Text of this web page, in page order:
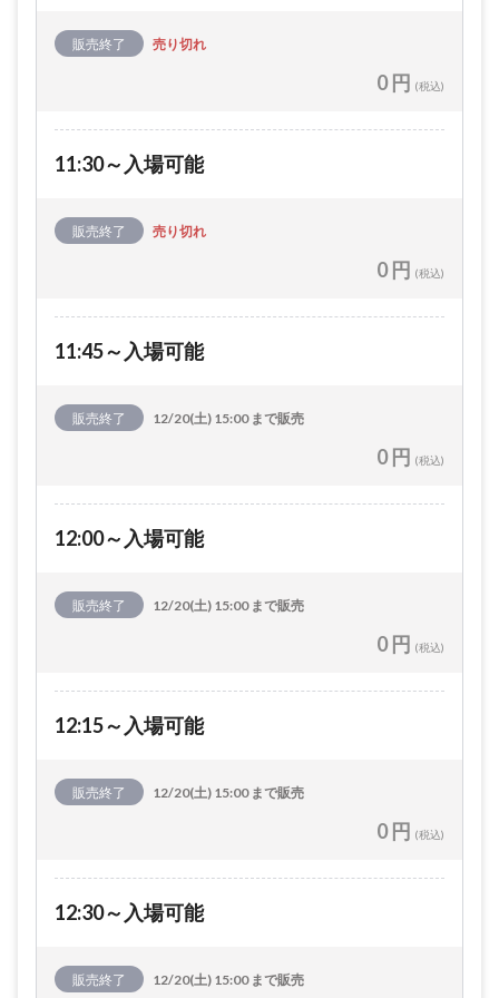
販売終了 売り切れ
0 円 (税込)
11:30～入場可能
販売終了 売り切れ
0 円 (税込)
11:45～入場可能
販売終了 12/20(土) 15:00 まで販売
0 円 (税込)
12:00～入場可能
販売終了 12/20(土) 15:00 まで販売
0 円 (税込)
12:15～入場可能
販売終了 12/20(土) 15:00 まで販売
0 円 (税込)
12:30～入場可能
販売終了 12/20(土) 15:00 まで販売